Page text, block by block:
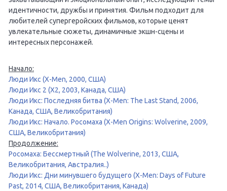
идентичности, дружбы и принятия. Фильм подходит для
любителей супергеройских фильмов, которые ценят
увлекательные сюжеты, динамичные экшн-сцены и
интересных персонажей.
Начало:
Люди Икс (X-Men, 2000, США)
Люди Икс 2 (X2, 2003, Канада, США)
Люди Икс: Последняя битва (X-Men: The Last Stand, 2006,
Канада, США, Великобритания)
Люди Икс: Начало. Росомаха (X-Men Origins: Wolverine, 2009,
США, Великобритания)
Продолжение:
Росомаха: Бессмертный (The Wolverine, 2013, США,
Великобритания, Австралия..)
Люди Икс: Дни минувшего будущего (X-Men: Days of Future
Past, 2014, США, Великобритания, Канада)